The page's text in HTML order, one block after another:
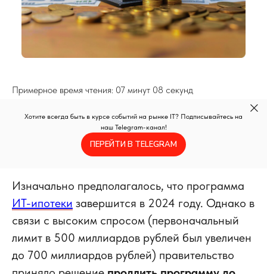
Примерное время чтения: 07 минут 08 секунд
Хотите всегда быть в курсе событий на рынке IT? Подписывайтесь на
наш Telegram-канал!
ПЕРЕЙТИ В TELEGRAM
Изначально предполагалось, что программа
ИТ-ипотеки завершится в 2024 году. Однако в
связи с высоким спросом (первоначальный
лимит в 500 миллиардов рублей был увеличен
до 700 миллиардов рублей) правительство